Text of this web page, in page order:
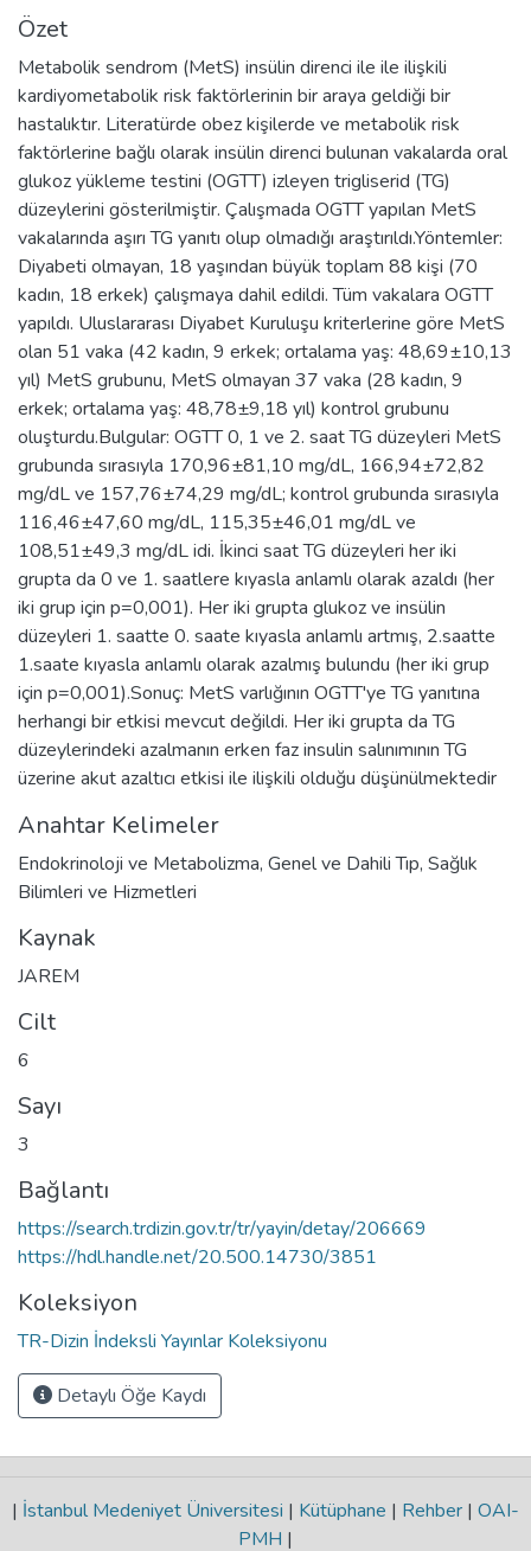
Özet
Metabolik sendrom (MetS) insülin direnci ile ile ilişkili
kardiyometabolik risk faktörlerinin bir araya geldiği bir
hastalıktır. Literatürde obez kişilerde ve metabolik risk
faktörlerine bağlı olarak insülin direnci bulunan vakalarda oral
glukoz yükleme testini (OGTT) izleyen trigliserid (TG)
düzeylerini gösterilmiştir. Çalışmada OGTT yapılan MetS
vakalarında aşırı TG yanıtı olup olmadığı araştırıldı.Yöntemler:
Diyabeti olmayan, 18 yaşından büyük toplam 88 kişi (70
kadın, 18 erkek) çalışmaya dahil edildi. Tüm vakalara OGTT
yapıldı. Uluslararası Diyabet Kuruluşu kriterlerine göre MetS
olan 51 vaka (42 kadın, 9 erkek; ortalama yaş: 48,69±10,13
yıl) MetS grubunu, MetS olmayan 37 vaka (28 kadın, 9
erkek; ortalama yaş: 48,78±9,18 yıl) kontrol grubunu
oluşturdu.Bulgular: OGTT 0, 1 ve 2. saat TG düzeyleri MetS
grubunda sırasıyla 170,96±81,10 mg/dL, 166,94±72,82
mg/dL ve 157,76±74,29 mg/dL; kontrol grubunda sırasıyla
116,46±47,60 mg/dL, 115,35±46,01 mg/dL ve
108,51±49,3 mg/dL idi. İkinci saat TG düzeyleri her iki
grupta da 0 ve 1. saatlere kıyasla anlamlı olarak azaldı (her
iki grup için p=0,001). Her iki grupta glukoz ve insülin
düzeyleri 1. saatte 0. saate kıyasla anlamlı artmış, 2.saatte
1.saate kıyasla anlamlı olarak azalmış bulundu (her iki grup
için p=0,001).Sonuç: MetS varlığının OGTT'ye TG yanıtına
herhangi bir etkisi mevcut değildi. Her iki grupta da TG
düzeylerindeki azalmanın erken faz insulin salınımının TG
üzerine akut azaltıcı etkisi ile ilişkili olduğu düşünülmektedir
Anahtar Kelimeler
Endokrinoloji ve Metabolizma, Genel ve Dahili Tıp, Sağlık
Bilimleri ve Hizmetleri
Kaynak
JAREM
Cilt
6
Sayı
3
Bağlantı
https://search.trdizin.gov.tr/tr/yayin/detay/206669
https://hdl.handle.net/20.500.14730/3851
Koleksiyon
TR-Dizin İndeksli Yayınlar Koleksiyonu
Detaylı Öğe Kaydı
| İstanbul Medeniyet Üniversitesi | Kütüphane | Rehber | OAI-
PMH |